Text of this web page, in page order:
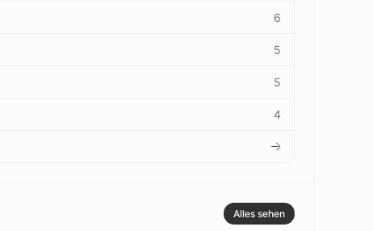
6
5
5
4
Alles sehen